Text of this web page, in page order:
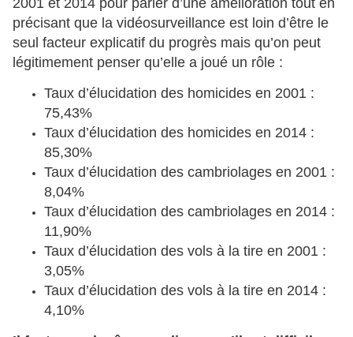
2001 et 2014 pour parler d’une amélioration tout en
précisant que la vidéosurveillance est loin d’être le
seul facteur explicatif du progrès mais qu’on peut
légitimement penser qu’elle a joué un rôle :
Taux d’élucidation des homicides en 2001 :
75,43%
Taux d’élucidation des homicides en 2014 :
85,30%
Taux d’élucidation des cambriolages en 2001 :
8,04%
Taux d’élucidation des cambriolages en 2014 :
11,90%
Taux d’élucidation des vols à la tire en 2001 :
3,05%
Taux d’élucidation des vols à la tire en 2014 :
4,10%